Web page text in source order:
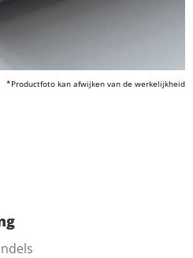
*Productfoto kan afwijken van de werkelijkheid